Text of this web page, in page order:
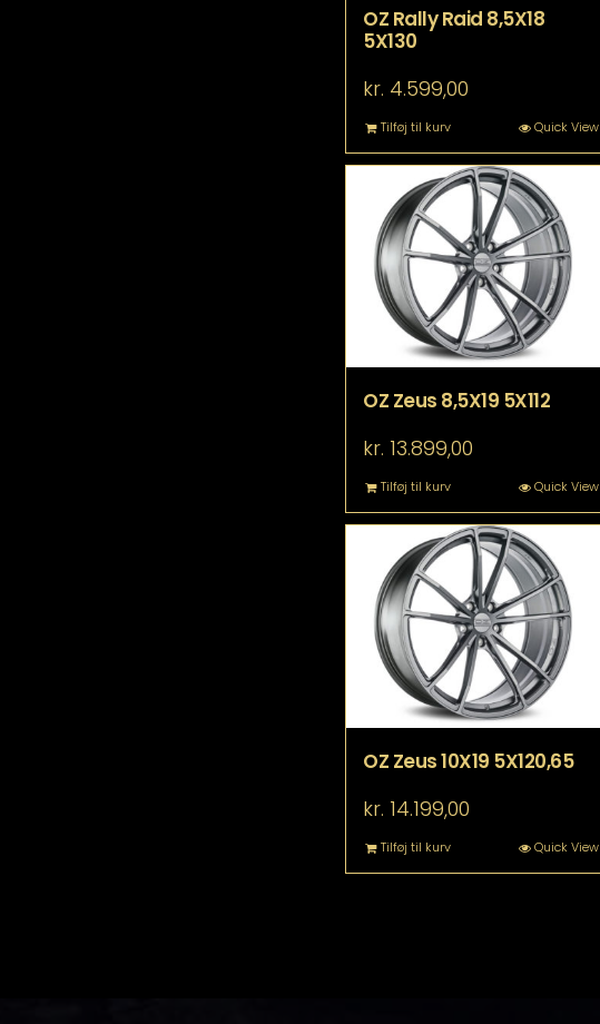
OZ Rally Raid 8,5X18
5X130
kr. 4.599,00
Tilføj til kurv Quick View
OZ Zeus 8,5X19 5X112
kr. 13.899,00
Tilføj til kurv Quick View
OZ Zeus 10X19 5X120,65
kr. 14.199,00
Tilføj til kurv Quick View